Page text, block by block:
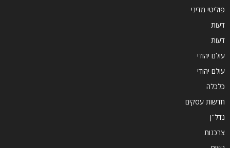
פוליטי מדיני
דעות
דעות
עולם יהודי
עולם יהודי
כלכלה
חדשות עסקים
נדל''ן
צרכנות